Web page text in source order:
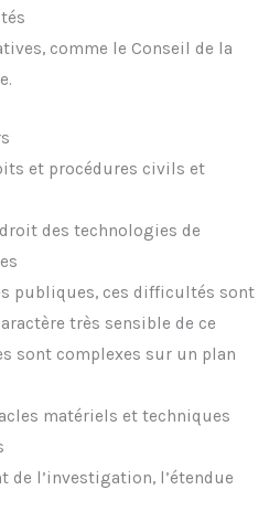
comme le Conseil de la
et procédures civils et
des technologies de
publiques, ces difficultés sont
très sensible de ce
sont complexes sur un plan
matériels et techniques
de l’investigation, l’étendue